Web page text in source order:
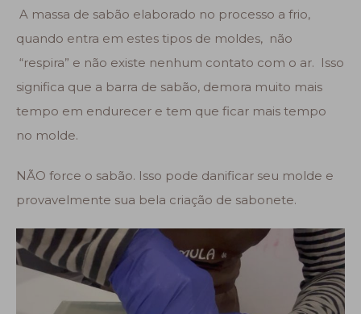
A massa de sabão elaborado no processo a frio,
quando entra em estes tipos de moldes, não
“respira” e não existe nenhum contato com o ar. Isso
significa que a barra de sabão, demora muito mais
tempo em endurecer e tem que ficar mais tempo
no molde.
NÃO force o sabão. Isso pode danificar seu molde e
provavelmente sua bela criação de sabonete.